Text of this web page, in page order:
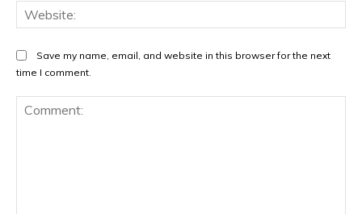
Save my name, email, and website in this browser for the next
time I comment.